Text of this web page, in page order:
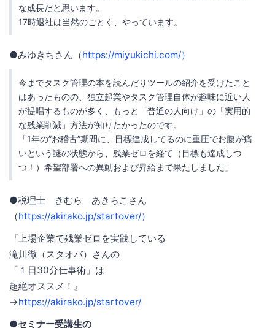
な成長だと思います。
17時退社は当然のごとく、やっています。
●みゆきちさん（https://miyukichi.com/）
今までタスク管理の本を読んだりツールの紹介を受けたこと
はあったものの、独立起業やタスク管理自体が趣味に近い人
が提唱するものが多く、もっと「普通の人向け」の「実用的
な残業削減」方法が知りたかったのです。
「1年の”お稽古”期間に、目標達成してるのに重圧でお腹が痛
いという謎の状態から、残業ゼロを経て（目標も達成しつ
つ！）希望部署への異動および昇給まで果たしました」
●税理士 きむら あきらこさん
（https://akirako.jp/startover/）
『上場企業で残業ゼロを実践している
滝川徹（スタオバ）さんの
「１日30分仕事術」は
超絶オススメ！』
→https://akirako.jp/startover/
●セミナー受講生の